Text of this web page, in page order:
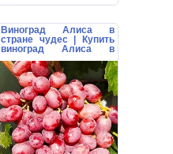
Виноград Алиса в
стране чудес | Купить
виноград Алиса в
стране чудес